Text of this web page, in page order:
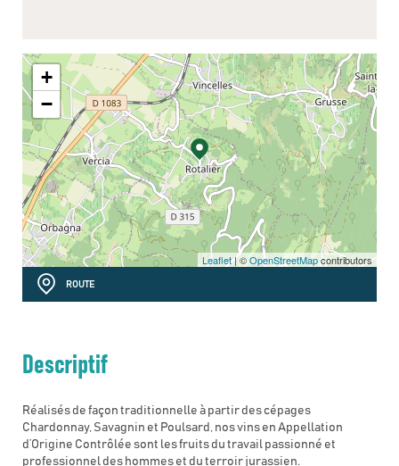
+
−
Leaflet| ©OpenStreetMapcontributors
ROUTE
Descriptif
Réalisés de façon traditionnelle à partir des cépages
Chardonnay, Savagnin et Poulsard, nos vins en Appellation
d’Origine Contrôlée sont les fruits du travail passionné et
professionnel des hommes et du terroir jurassien.